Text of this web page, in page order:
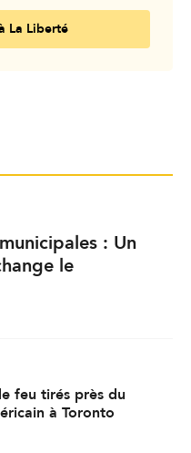
La Liberté
: Un
le
feu tirés près du
à Toronto